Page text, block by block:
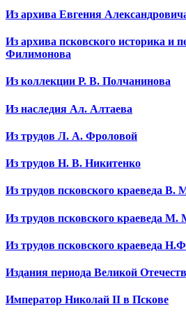
Из архива Евгения
Из архива псковского историка и
Филимонова
Из коллекции Р. В. Полчанинова
Из наследия Ал. Алтаева
Из трудов Л. А. Фроловой
Из трудов Н. В. Никитенко
Из трудов псковского краеведа В.
Из трудов псковского краеведа
Из трудов псковского краеведа
Издания периода Великой
Император Николай II в Пскове